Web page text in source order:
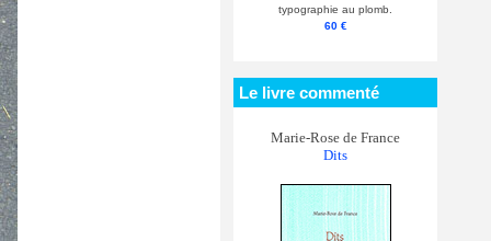
typographie au plomb.
60 €
Le livre commenté
Marie-Rose de France
Dits